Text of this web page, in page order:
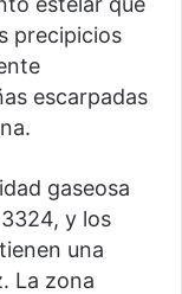
precipicios
escarpadas
gaseosa
y los
una
La zona